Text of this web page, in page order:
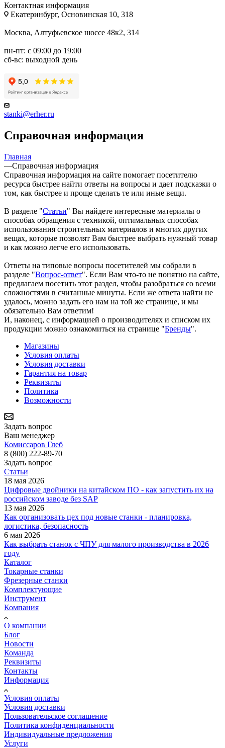
Контактная информация
Екатеринбург, Основинская 10, 318
Москва, Алтуфьевское шоссе 48к2, 314
пн-пт: с 09:00 до 19:00
сб-вс: выходной день
stanki@erher.ru
Справочная информация
Главная
—Справочная информация
Справочная информация на сайте помогает посетителю
ресурса быстрее найти ответы на вопросы и дает подсказки о
том, как быстрее и проще сделать те или иные вещи.
В разделе "Статьи" Вы найдете интересные материалы о
способах обращения с техникой, оптимальных способах
использования строительных материалов и многих других
вещах, которые позволят Вам быстрее выбрать нужный товар
и как можно легче его использовать.
Ответы на типовые вопросы посетителей мы собрали в
разделе "Вопрос-ответ". Если Вам что-то не понятно на сайте,
предлагаем посетить этот раздел, чтобы разобраться со всеми
сложностями в считанные минуты. Если же ответа найти не
удалось, можно задать его нам на той же странице, и мы
обязательно Вам ответим!
И, наконец, с информацией о производителях и списком их
продукции можно ознакомиться на странице "Бренды".
Магазины
Условия оплаты
Условия доставки
Гарантия на товар
Реквизиты
Политика
Возможности
Задать вопрос
Ваш менеджер
Комиссаров Глеб
8 (800) 222-89-70
Задать вопрос
Статьи
18 мая 2026
Цифровые двойники на китайском ПО - как запустить их на
российском заводе без SAP
13 мая 2026
Как организовать цех под новые станки - планировка,
логистика, безопасность
6 мая 2026
Как выбрать станок с ЧПУ для малого производства в 2026
году
Каталог
Токарные станки
Фрезерные станки
Комплектующие
Инструмент
Компания
О компании
Блог
Новости
Команда
Реквизиты
Контакты
Информация
Условия оплаты
Условия доставки
Пользовательское соглашение
Политика конфиденциальности
Индивидуальные предложения
Услуги